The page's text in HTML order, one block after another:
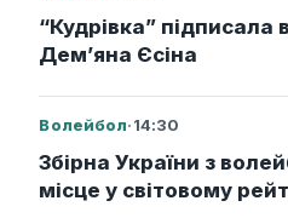
“Кудрівка” підписала
Дем’яна Єсіна
Волейбол·14:30
Збірна України з
місце у світовому